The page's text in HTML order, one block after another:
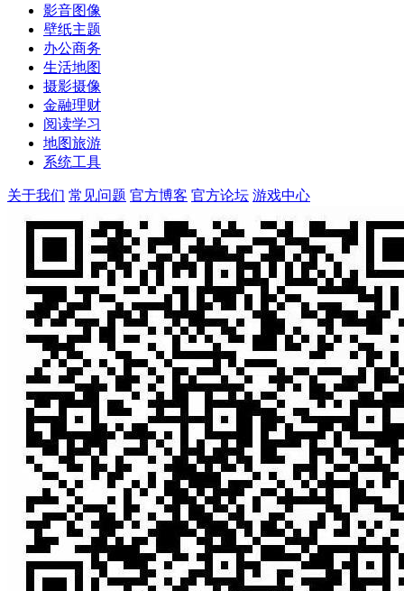
影音图像
壁纸主题
办公商务
生活地图
摄影摄像
金融理财
阅读学习
地图旅游
系统工具
关于我们 常见问题 官方博客 官方论坛 游戏中心